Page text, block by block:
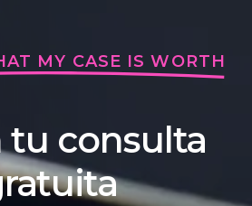
MY CASE IS WORTH
tu consulta